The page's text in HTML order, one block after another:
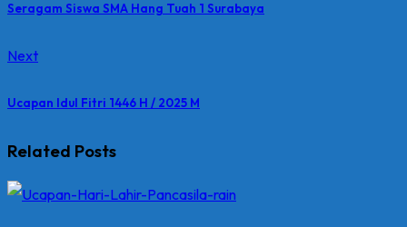
Seragam Siswa SMA Hang Tuah 1 Surabaya
Next
Ucapan Idul Fitri 1446 H / 2025 M
Related Posts